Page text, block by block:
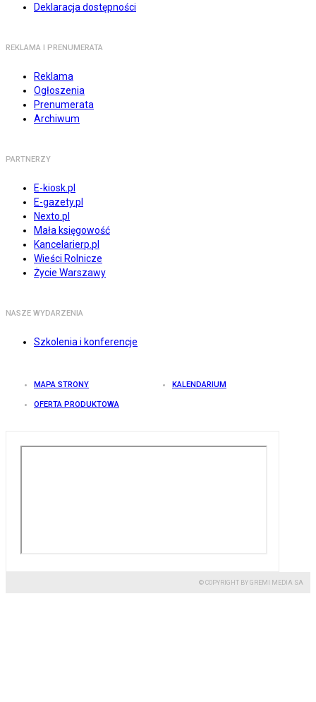
Deklaracja dostępności
REKLAMA I PRENUMERATA
Reklama
Ogłoszenia
Prenumerata
Archiwum
PARTNERZY
E-kiosk.pl
E-gazety.pl
Nexto.pl
Mała księgowość
Kancelarierp.pl
Wieści Rolnicze
Życie Warszawy
NASZE WYDARZENIA
Szkolenia i konferencje
MAPA STRONY KALENDARIUM
OFERTA PRODUKTOWA
© COPYRIGHT BY GREMI MEDIA SA